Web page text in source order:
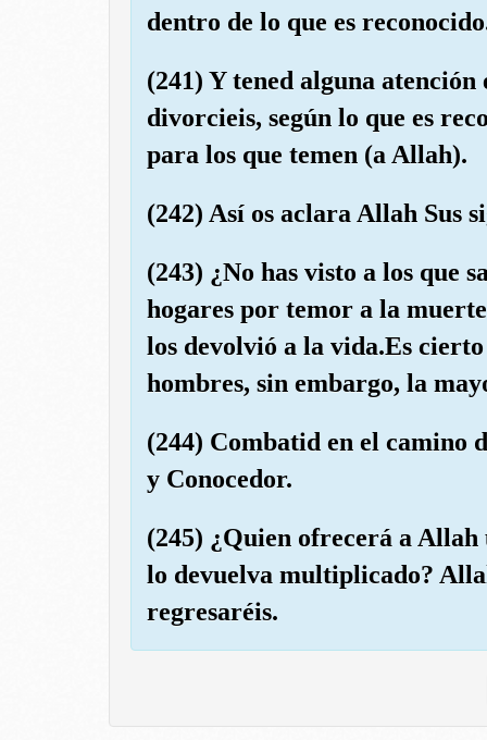
dentro de lo que es
(241) Y tened alguna
divorcieis, según lo que es
para los que temen (a Allah).
(242) Así os aclara Allah Sus
(243) ¿No has visto a los que
hogares por temor a la
los devolvió a la vida.Es
hombres, sin embargo, la
(244) Combatid en el camino
y Conocedor.
(245) ¿Quien ofrecerá a Allah
lo devuelva multiplicado?
regresaréis.